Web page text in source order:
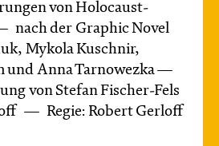
von Holocaust-
nach der Graphic Novel
Mykola Kuschnir,
und Anna Tarnowezka —
von Stefan Fischer-Fels
Regie: Robert Gerloff